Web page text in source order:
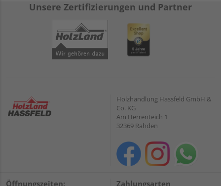
Unsere Zertifizierungen und Partner
Holzhandlung Hassfeld GmbH &
Co. KG
Am Herrenteich 1
32369 Rahden
Öffnungszeiten: Zahlungsarten